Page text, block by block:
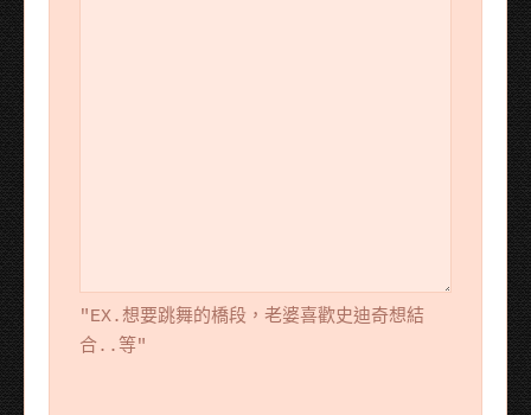
"EX.想要跳舞的橋段，老婆喜歡史迪奇想結
合..等"